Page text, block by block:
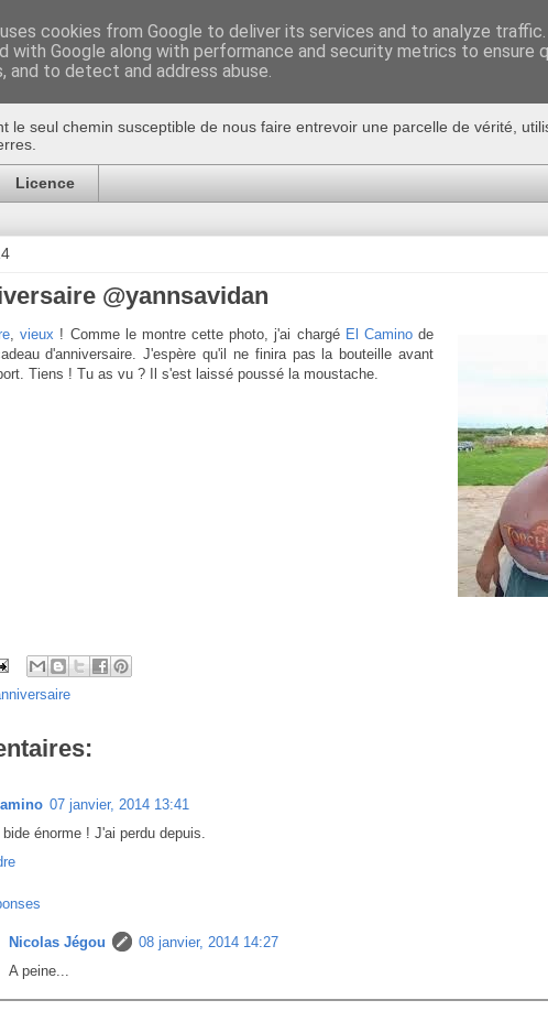
!
le seul chemin susceptible de nous faire entrevoir une parcelle de vérité,
Licence
@yannsavidan
,vieux ! Comme le montre cette photo, j'ai chargé El Caminode
d'anniversaire. J'espère qu'il ne finira pas la bouteille avant
Tiens ! Tu as vu ? Il s'est laissé poussé la moustache.
07 janvier, 2014 13:41
énorme ! J'ai perdu depuis.
Nicolas Jégou
08 janvier, 2014 14:27
A peine...
cookies from Google to deliver its services and to analyze
with Google along with performance and security metrics to ensure
and to detect and address abuse.